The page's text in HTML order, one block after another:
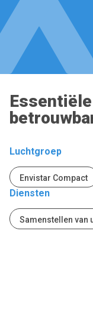
Luchtgroep
Envistar Compact
Diensten
Samenstellen van